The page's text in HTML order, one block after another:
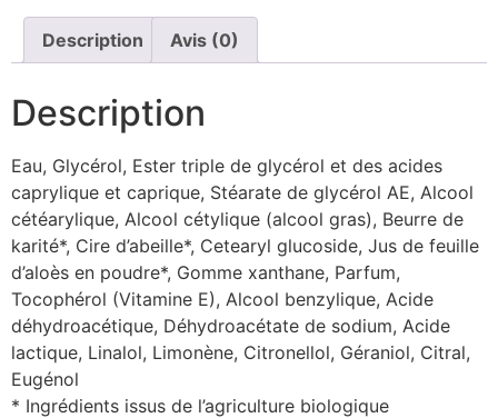
Description Avis (0)
Description
Eau, Glycérol, Ester triple de glycérol et des acides
caprylique et caprique, Stéarate de glycérol AE, Alcool
cétéarylique, Alcool cétylique (alcool gras), Beurre de
karité*, Cire d’abeille*, Cetearyl glucoside, Jus de feuille
d’aloès en poudre*, Gomme xanthane, Parfum,
Tocophérol (Vitamine E), Alcool benzylique, Acide
déhydroacétique, Déhydroacétate de sodium, Acide
lactique, Linalol, Limonène, Citronellol, Géraniol, Citral,
Eugénol
* Ingrédients issus de l’agriculture biologique